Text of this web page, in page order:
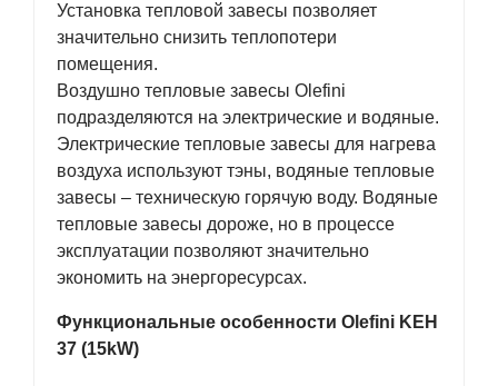
Установка тепловой завесы позволяет
значительно снизить теплопотери
помещения.
Воздушно тепловые завесы Olefini
подразделяются на электрические и водяные.
Электрические тепловые завесы для нагрева
воздуха используют тэны, водяные тепловые
завесы – техническую горячую воду. Водяные
тепловые завесы дороже, но в процессе
эксплуатации позволяют значительно
экономить на энергоресурсах.
Функциональные особенности Olefini KEH
37 (15kW)